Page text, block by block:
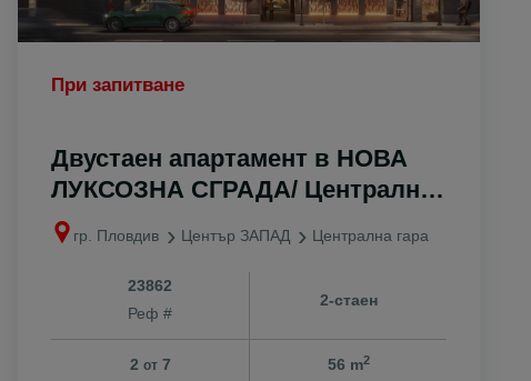
При запитване
Двустаен апартамент в НОВА
ЛУКСОЗНА СГРАДА/ Централна
Гара
гр. Пловдив Център ЗАПАД Централна гара
23862
Реф #
2-стаен
2 от7
56 m2